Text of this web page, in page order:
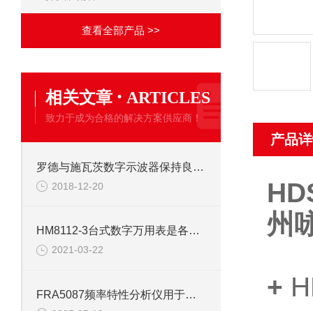
查看全部产品 >>
相关文章 · ARTICLES
致力于成为合格的解决方案供应商！
罗德与施瓦茨数字示波器保持良好的市场竞争力
2018-12-20
HM8112-3台式数字万用表是各院校*的实验工具
2021-03-22
FRA5087频率特性分析仪用于测定被测对象的频率响应特性
产品
州
+